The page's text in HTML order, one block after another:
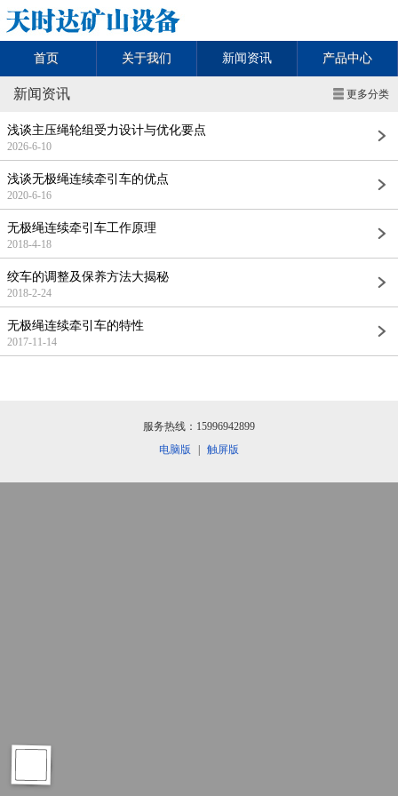
首页 关于我们 新闻资讯 产品中心
更多分类
新闻资讯
浅谈主压绳轮组受力设计与优化要点
2026-6-10
浅谈无极绳连续牵引车的优点
2020-6-16
无极绳连续牵引车工作原理
2018-4-18
绞车的调整及保养方法大揭秘
2018-2-24
无极绳连续牵引车的特性
2017-11-14
服务热线：15996942899
电脑版
触屏版

